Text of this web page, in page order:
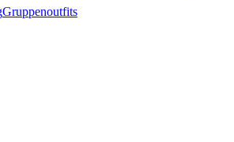
Gruppenoutfits